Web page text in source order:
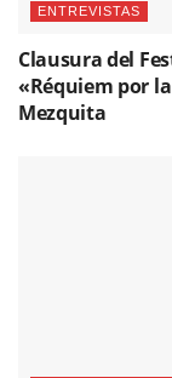
ENTREVISTAS
Clausura del
«Réquiem por
Mezquita